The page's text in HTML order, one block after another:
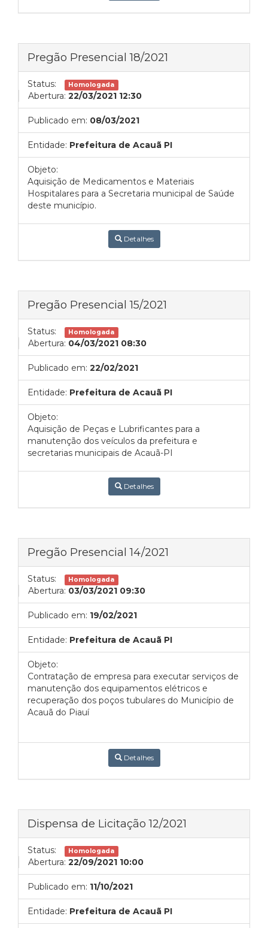
Pregão Presencial 18/2021
Status: Homologada
Abertura: 22/03/2021 12:30
Publicado em: 08/03/2021
Entidade: Prefeitura de Acauã PI
Objeto:
Aquisição de Medicamentos e Materiais
Hospitalares para a Secretaria municipal de Saúde
deste município.
Detalhes
Pregão Presencial 15/2021
Status: Homologada
Abertura: 04/03/2021 08:30
Publicado em: 22/02/2021
Entidade: Prefeitura de Acauã PI
Objeto:
Aquisição de Peças e Lubrificantes para a
manutenção dos veículos da prefeitura e
secretarias municipais de Acauã-PI
Detalhes
Pregão Presencial 14/2021
Status: Homologada
Abertura: 03/03/2021 09:30
Publicado em: 19/02/2021
Entidade: Prefeitura de Acauã PI
Objeto:
Contratação de empresa para executar serviços de
manutenção dos equipamentos elétricos e
recuperação dos poços tubulares do Município de
Acauã do Piauí
Detalhes
Dispensa de Licitação 12/2021
Status: Homologada
Abertura: 22/09/2021 10:00
Publicado em: 11/10/2021
Entidade: Prefeitura de Acauã PI